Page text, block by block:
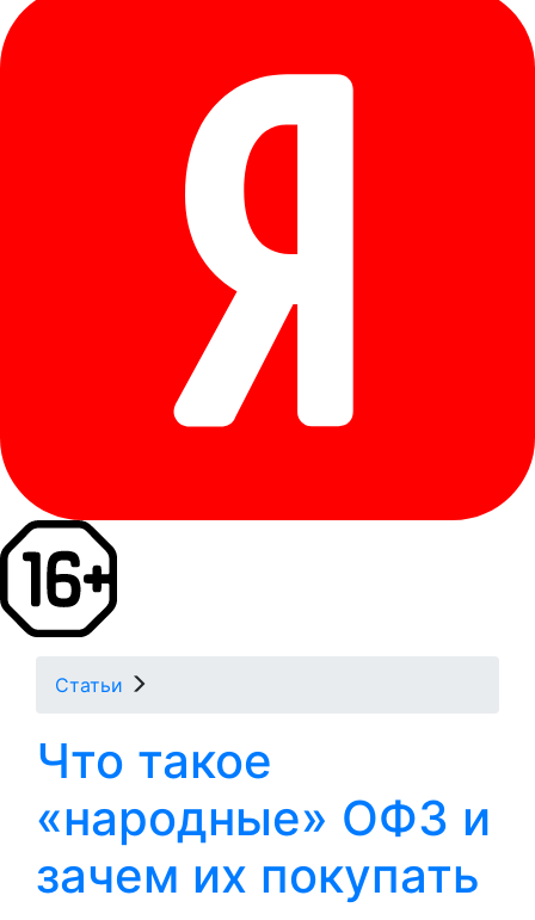
Статьи
Что такое
«народные» ОФЗ и
зачем их покупать